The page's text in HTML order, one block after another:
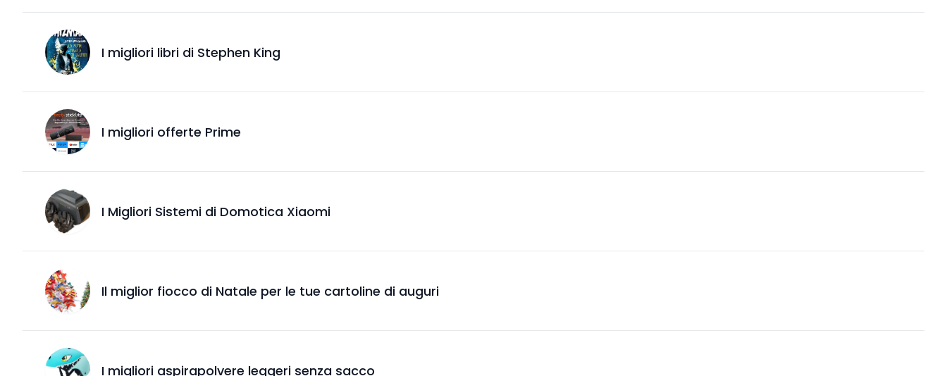
I migliori libri di Stephen King
I migliori offerte Prime
I Migliori Sistemi di Domotica Xiaomi
Il miglior fiocco di Natale per le tue cartoline di auguri
I migliori aspirapolvere leggeri senza sacco